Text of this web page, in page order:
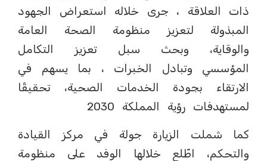
ذات العلاقة ، جرى خلاله استعراض الجهود
المبذولة لتعزيز منظومة الصحة العامة
والوقاية، وبحث سبل تعزيز التكامل
المؤسسي وتبادل الخبرات ، بما يسهم في
الارتقاء بجودة الخدمات الصحية، تحقيقًا
لمستهدفات رؤية المملكة 2030
كما شملت الزيارة جولة في مركز القيادة
والتحكم، اطّلع خلالها الوفد على منظومة